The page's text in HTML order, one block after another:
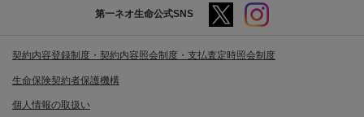
第一ネオ生命公式SNS
契約内容登録制度・契約内容照会制度・支払査定時照会制度
生命保険契約者保護機構
個人情報の取扱い